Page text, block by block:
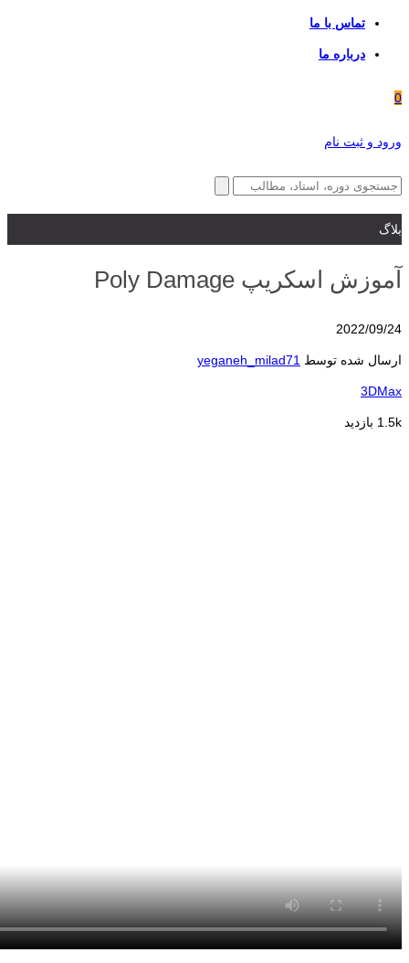
تماس با ما
درباره ما
0
ورود و ثبت نام
بلاگ
آموزش اسکریپ Poly Damage
2022/09/24
ارسال شده توسط yeganeh_milad71
3DMax
1.5k بازدید